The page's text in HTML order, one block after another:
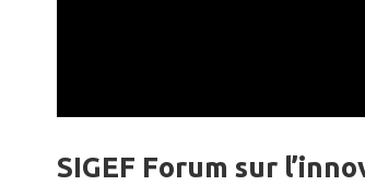
SIGEF Forum sur